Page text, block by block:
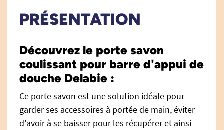
PRÉSENTATION
Découvrez le porte savon
coulissant pour barre d'appui de
douche Delabie :
Ce porte savon est une solution idéale pour
garder ses accessoires à portée de main, éviter
d'avoir à se baisser pour les récupérer et ainsi